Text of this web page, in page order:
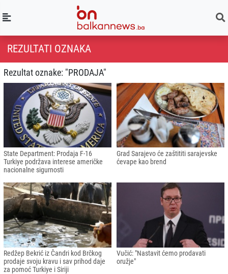
REZULTATI OZNAKA
Rezultat oznake: "PRODAJA"
State Department: Prodaja F-16
Turkiye podržava interese američke
nacionalne sigurnosti
Grad Sarajevo će zaštititi sarajevske
ćevape kao brend
Redžep Bekrić iz Čandri kod Brčkog
prodaje svoju kravu i sav prihod daje
za pomoć Turkiye i Siriji
Vučić: "Nastavit ćemo prodavati
oružje"